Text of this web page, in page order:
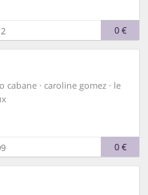
0 €
cabane · caroline gomez · le
0 €